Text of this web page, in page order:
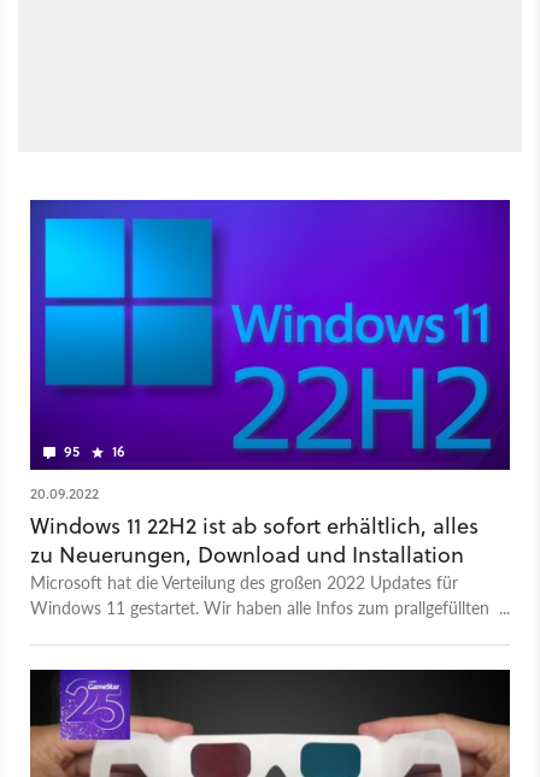
95 16
20.09.2022
Windows 11 22H2 ist ab sofort erhältlich, alles
zu Neuerungen, Download und Installation
Microsoft hat die Verteilung des großen 2022 Updates für
Windows 11 gestartet. Wir haben alle Infos zum prallgefüllten